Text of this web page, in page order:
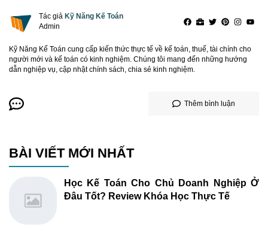
Tác giả Kỹ Năng Kế Toán
Admin
Kỹ Năng Kế Toán cung cấp kiến thức thực tế về kế toán, thuế, tài chính cho
người mới và kế toán có kinh nghiệm. Chúng tôi mang đến những hướng
dẫn nghiệp vụ, cập nhật chính sách, chia sẻ kinh nghiệm.
Thêm bình luận
BÀI VIẾT MỚI NHẤT
Học Kế Toán Cho Chủ Doanh Nghiệp Ở
Đâu Tốt? Review Khóa Học Thực Tế